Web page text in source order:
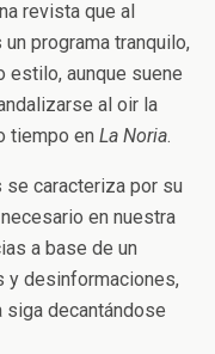
revista que al
programa tranquilo,
estilo, aunque suene
al oir la
tiempo en La Noria.
caracteriza por su
en nuestra
a base de un
y desinformaciones,
siga decantándose